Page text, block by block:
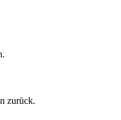
zurück.